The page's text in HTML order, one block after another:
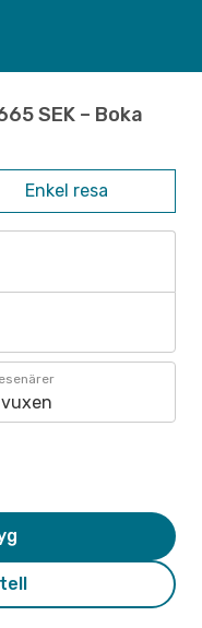
SEK – Boka
Enkel resa
vuxen